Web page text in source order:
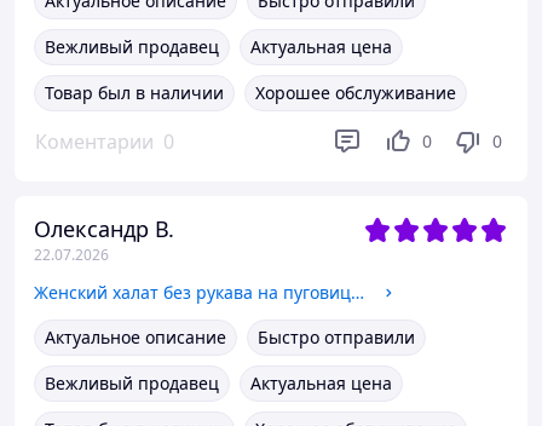
Вежливый продавец
Актуальная цена
Товар был в наличии
Хорошее обслуживание
Коментарии 0 0 0
Олександр В.
22.07.2026
Женский халат без рукава на пуговицах 56(112)
Актуальное описание
Быстро отправили
Вежливый продавец
Актуальная цена